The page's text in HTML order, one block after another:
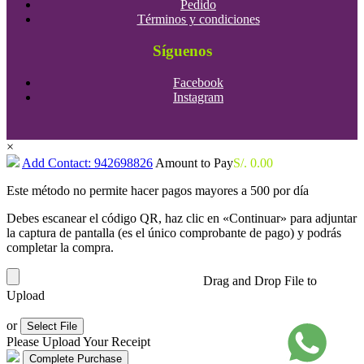
Pedido
Términos y condiciones
Síguenos
Facebook
Instagram
×
Add Contact: 942698826 Amount to PayS/. 0.00
Este método no permite hacer pagos mayores a 500 por día
Debes escanear el código QR, haz clic en «Continuar» para adjuntar
la captura de pantalla (es el único comprobante de pago) y podrás
completar la compra.
Drag and Drop File to
Upload
or Select File
Please Upload Your Receipt